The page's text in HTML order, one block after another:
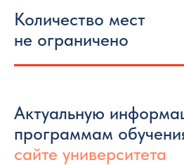
Количество мест
не ограничено
Актуальную
программам
сайте университета